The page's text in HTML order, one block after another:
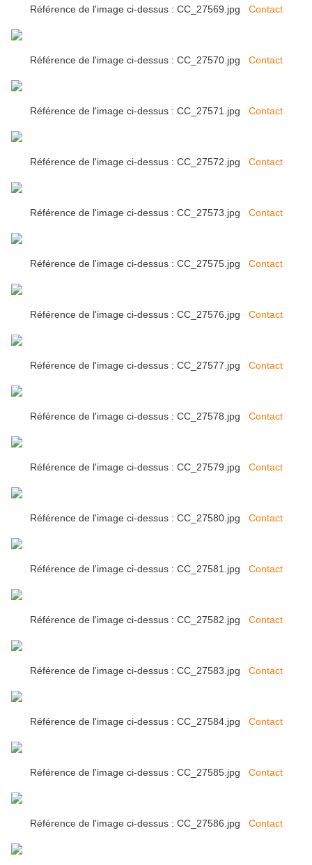
Référence de l'image ci-dessus : CC_27569.jpg Contact
Référence de l'image ci-dessus : CC_27570.jpg Contact
Référence de l'image ci-dessus : CC_27571.jpg Contact
Référence de l'image ci-dessus : CC_27572.jpg Contact
Référence de l'image ci-dessus : CC_27573.jpg Contact
Référence de l'image ci-dessus : CC_27575.jpg Contact
Référence de l'image ci-dessus : CC_27576.jpg Contact
Référence de l'image ci-dessus : CC_27577.jpg Contact
Référence de l'image ci-dessus : CC_27578.jpg Contact
Référence de l'image ci-dessus : CC_27579.jpg Contact
Référence de l'image ci-dessus : CC_27580.jpg Contact
Référence de l'image ci-dessus : CC_27581.jpg Contact
Référence de l'image ci-dessus : CC_27582.jpg Contact
Référence de l'image ci-dessus : CC_27583.jpg Contact
Référence de l'image ci-dessus : CC_27584.jpg Contact
Référence de l'image ci-dessus : CC_27585.jpg Contact
Référence de l'image ci-dessus : CC_27586.jpg Contact